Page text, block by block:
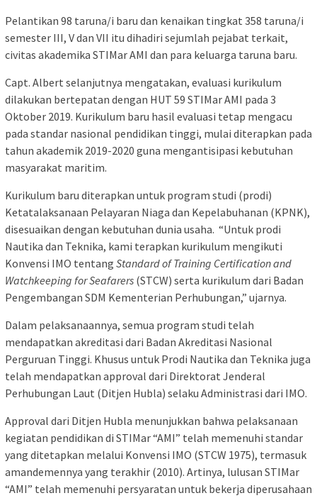
Pelantikan 98 taruna/i baru dan kenaikan tingkat 358 taruna/i
semester III, V dan VII itu dihadiri sejumlah pejabat terkait,
civitas akademika STIMar AMI dan para keluarga taruna baru.
Capt. Albert selanjutnya mengatakan, evaluasi kurikulum
dilakukan bertepatan dengan HUT 59 STIMar AMI pada 3
Oktober 2019. Kurikulum baru hasil evaluasi tetap mengacu
pada standar nasional pendidikan tinggi, mulai diterapkan pada
tahun akademik 2019-2020 guna mengantisipasi kebutuhan
masyarakat maritim.
Kurikulum baru diterapkan untuk program studi (prodi)
Ketatalaksanaan Pelayaran Niaga dan Kepelabuhanan (KPNK),
disesuaikan dengan kebutuhan dunia usaha. “Untuk prodi
Nautika dan Teknika, kami terapkan kurikulum mengikuti
Konvensi IMO tentang Standard of Training Certification and
Watchkeeping for Seafarers (STCW) serta kurikulum dari Badan
Pengembangan SDM Kementerian Perhubungan,” ujarnya.
Dalam pelaksanaannya, semua program studi telah
mendapatkan akreditasi dari Badan Akreditasi Nasional
Perguruan Tinggi. Khusus untuk Prodi Nautika dan Teknika juga
telah mendapatkan approval dari Direktorat Jenderal
Perhubungan Laut (Ditjen Hubla) selaku Administrasi dari IMO.
Approval dari Ditjen Hubla menunjukkan bahwa pelaksanaan
kegiatan pendidikan di STIMar “AMI” telah memenuhi standar
yang ditetapkan melalui Konvensi IMO (STCW 1975), termasuk
amandemennya yang terakhir (2010). Artinya, lulusan STIMar
“AMI” telah memenuhi persyaratan untuk bekerja diperusahaan